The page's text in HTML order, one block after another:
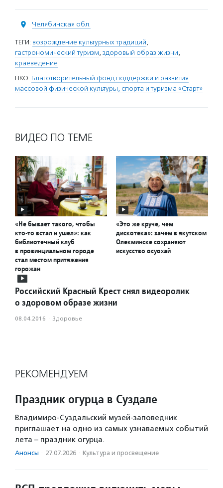
Челябинская обл.
ТЕГИ: возрождение культурных традиций,
гастрономический туризм, здоровый образ жизни,
краеведение
НКО: Благотворительный фонд поддержки и развития
массовой физической культуры, спорта и туризма «Старт»
ВИДЕО ПО ТЕМЕ
«Не бывает такого, чтобы
кто-то встал и ушел»: как
библиотечный клуб
в провинциальном городе
стал местом притяжения
горожан
«Это же круче, чем
дискотека»: зачем в якутском
Олекминске сохраняют
искусство осуохай
Российский Красный Крест снял видеоролик
о здоровом образе жизни
08.04.2016 · Здоровье
РЕКОМЕНДУЕМ
Праздник огурца в Суздале
Владимиро-Суздальский музей-заповедник
приглашает на одно из самых узнаваемых событий
лета – праздник огурца.
Анонсы · 27.07.2026 · Культура и просвещение